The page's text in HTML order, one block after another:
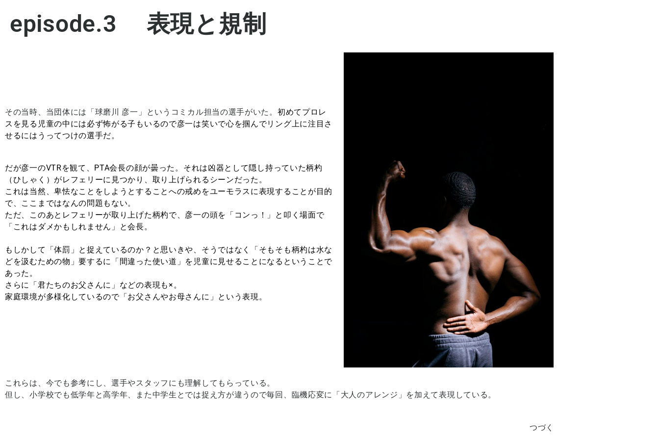
episode.3 表現と規制
その当時、当団体には「球磨川 彦一」というコミカル担当の選手がいた。 初めてプロレ
スを見る児童の中には必ず怖がる子もいるので彦一は笑いで心を掴んでリング上に注目さ
せるにはうってつけの選手だ。
だが彦一のVTRを観て、PTA会長の顔が曇った。 それは凶器として隠し持っていた柄杓
（ひしゃく）がレフェリーに見つかり、取り上げられるシーンだった。
これは当然、卑怯なことをしようとすることへの戒めをユーモラスに表現することが目的
で、ここまではなんの問題もない。
ただ、このあとレフェリーが取り上げた柄杓で、彦一の頭を「コンっ！」と叩く場面で
「これはダメかもしれません」と会長。
もしかして「体罰」と捉えているのか？と思いきや、そうではなく「そもそも柄杓は水な
どを汲むための物」要するに「間違った使い道」を児童に見せることになるということで
あった。
さらに「君たちのお父さんに」などの表現も×。
家庭環境が多様化しているので「お父さんやお母さんに」という表現。
これらは、今でも参考にし、選手やスタッフにも理解してもらっている。
但し、小学校でも低学年と高学年、また中学生とでは捉え方が違うので毎回、臨機応変に「大人のアレンジ」を加えて表現している。
つづく